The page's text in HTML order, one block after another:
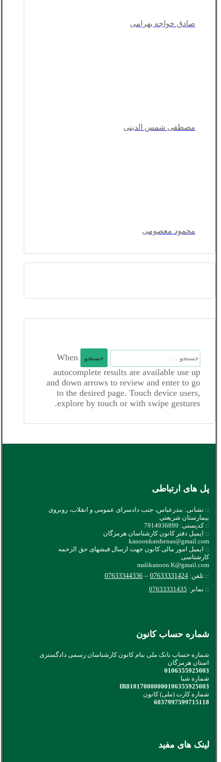
صادق خواجه بهرامی
مصطفی شمس الدینی
محمود معصومی
جستجو
برای:
When
autocomplete results are available use up
and down arrows to review and enter to go
to the desired page. Touch device users,
explore by touch or with swipe gestures.
پل های ارتباطی
:: نشانی: بندرعباس، جنب دادسرای عمومی و انقلاب، روبروی
بیمارستان شریعتی
:: کدپستی: 7914936899
:: ایمیل دفتر کانون کارشناسان هرمزگان
kanoonkarshenas@gmail.com
:: ایمیل امور مالی کانون جهت ارسال فیشهای حق الزحمه
کارشناسی
malikanoon.K@gmail.com
:: تلفن: 07633331424
–
07633344336
:: نمابر: 07633331435
شماره حساب کانون
شماره حساب بانک ملی بنام کانون کارشناسان رسمی دادگستری
استان هرمزگان
0106355925003
شماره شبا
IR810170000000106355925003
شماره کارت (ملی) کانون
6037997599715118
لینک های مفید